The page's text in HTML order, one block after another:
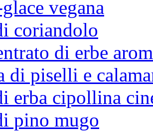
vegana
coriandolo
di erbe
di piselli e
erba cipollina
pino mugo